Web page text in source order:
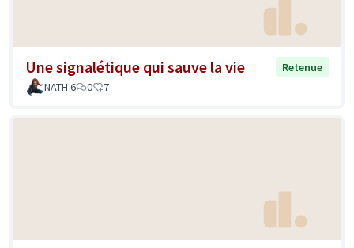
Une signalétique qui sauve la vie
Retenue
NATH 6
0 7